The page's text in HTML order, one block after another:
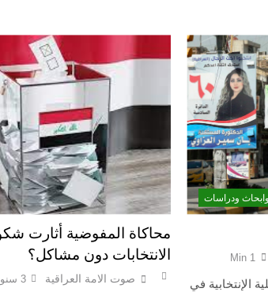
ودراسات
1 Min
الإنتخابية في
محاكاة المفوضية أثارت
الانتخابات دون مشاكل؟
صوت الامة العراقية 3 سنوات Ago